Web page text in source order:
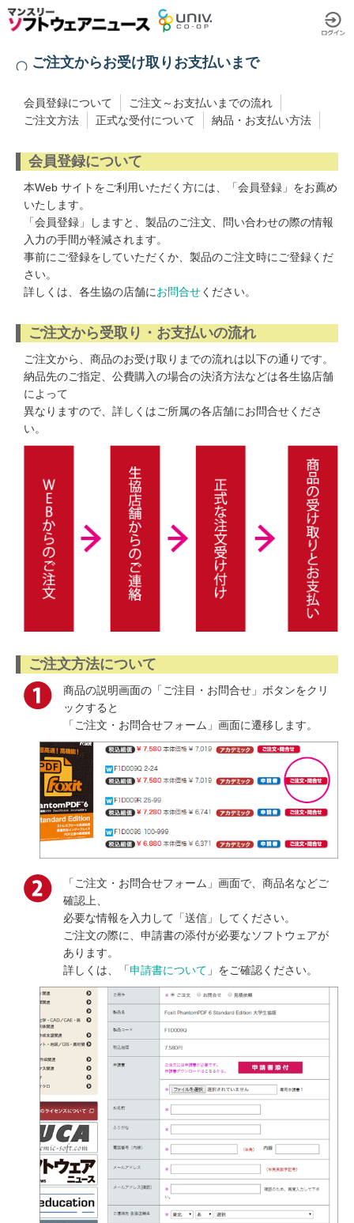
ご注文からお受け取りお支払いまで
会員登録について
ご注文～お支払いまでの流れ
ご注文方法
正式な受付について 納品・お支払い方法
会員登録について
本Web サイトをご利用いただく方には、「会員登録」をお薦め
いたします。
「会員登録」しますと、製品のご注文、問い合わせの際の情報
入力の手間が軽減されます。
事前にご登録をしていただくか、製品のご注文時にご登録くだ
さい。
詳しくは、各生協の店舗にお問合せください。
ご注文から受取り・お支払いの流れ
ご注文から、商品のお受け取りまでの流れは以下の通りです。
納品先のご指定、公費購入の場合の決済方法などは各生協店舗
によって
異なりますので、詳しくはご所属の各店舗にお問合せくださ
い。
ご注文方法について
商品の説明画面の「ご注目・お問合せ」ボタンをクリ
ックすると
「ご注文・お問合せフォーム」画面に遷移します。
「ご注文・お問合せフォーム」画面で、商品名などご
確認上、
必要な情報を入力して「送信」してください。
ご注文の際に、申請書の添付が必要なソフトウェアが
あります。
詳しくは、「申請書について 」をご確認ください。